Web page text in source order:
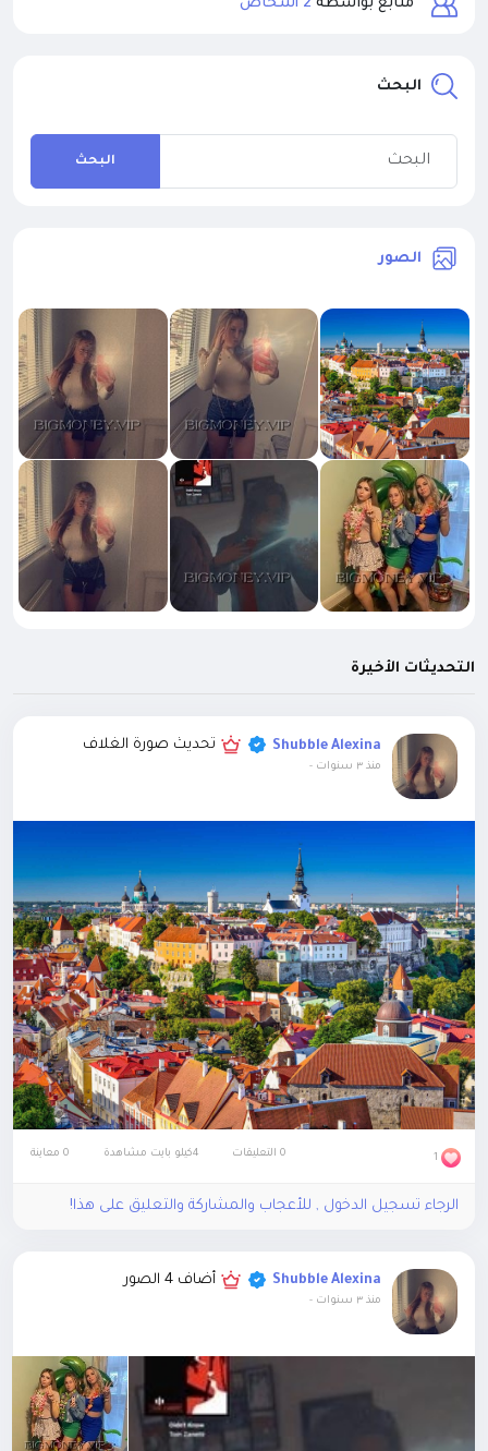
متابَع بواسطة 2 أشخاص
البحث
البحث
الصور
التحديثات الأخيرة
Shubble Alexina تحديث صورة الغلاف
منذ ٣ سنوات -
1 0 التعليقات 0 معاينة
الرجاء تسجيل الدخول , للأعجاب والمشاركة والتعليق على هذا!
Shubble Alexina أضاف 4 الصور
منذ ٣ سنوات -